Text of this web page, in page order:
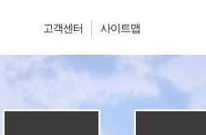
고객센터 사이트맵